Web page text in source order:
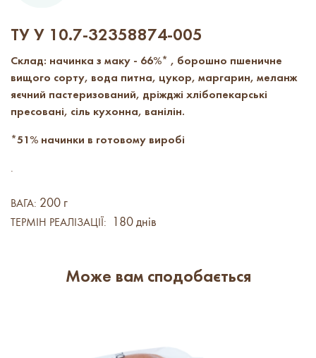
ТУ У 10.7-32358874-005
Склад: начинка з маку - 66%* , борошно пшеничне
вищого сорту, вода питна, цукор, маргарин, меланж
яєчний пастеризований, дріжджі хлібопекарські
пресовані, сіль кухонна, ванілін.
*51% начинки в готовому виробі
ВАГА: 200 г
ТЕРМІН РЕАЛІЗАЦІЇ: 180 днів
Може вам сподобається